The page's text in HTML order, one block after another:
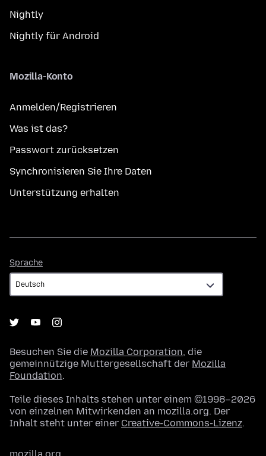
Nightly
Nightly für Android
Mozilla-Konto
Anmelden/Registrieren
Was ist das?
Passwort zurücksetzen
Synchronisieren Sie Ihre Daten
Unterstützung erhalten
Sprache
Besuchen Sie die Mozilla Corporation, die
gemeinnützige Muttergesellschaft der Mozilla
Foundation.
Teile dieses Inhalts stehen unter einem ©1998–2026
von einzelnen Mitwirkenden an mozilla.org. Der
Inhalt steht unter einer Creative-Commons-Lizenz.